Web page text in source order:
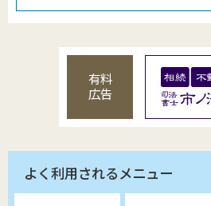
有料
広告
よく利用されるメニュー